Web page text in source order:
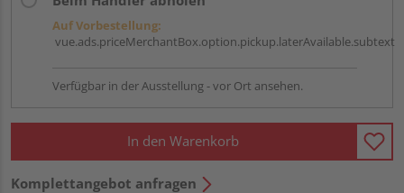
Auf Vorbestellung:
vue.ads.priceMerchantBox.option.pickup.laterAvailable.subtext
Verfügbar in der Ausstellung - vor Ort ansehen.
In den Warenkorb
Komplettangebot anfragen